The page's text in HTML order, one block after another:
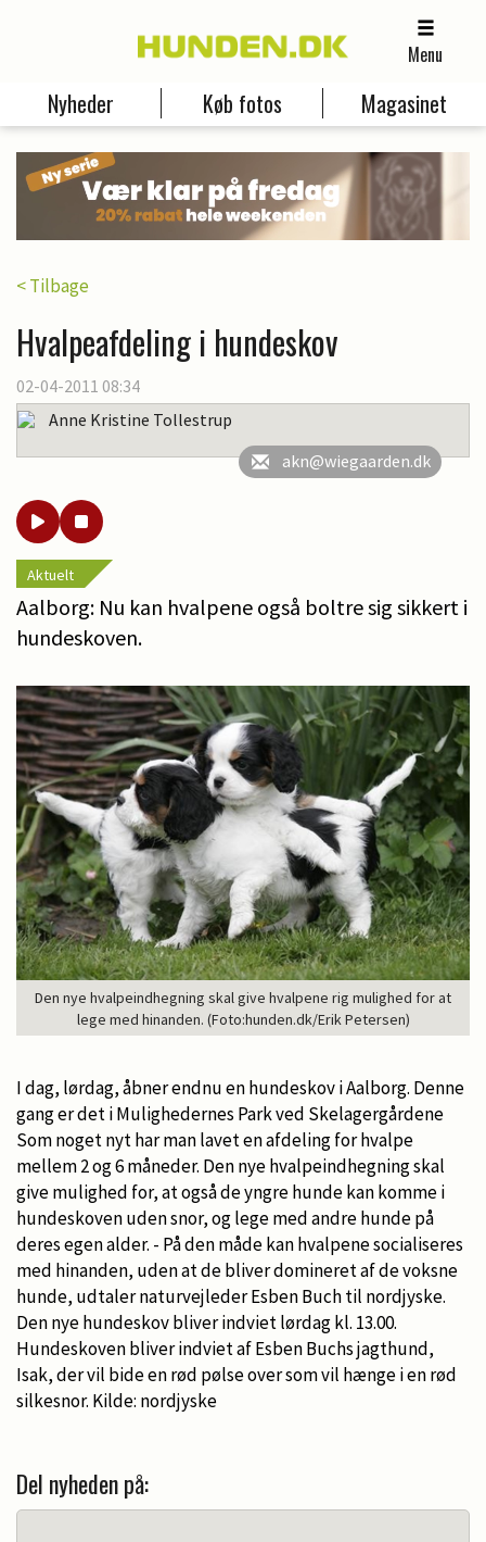
Menu
Nyheder Køb fotos Magasinet
< Tilbage
Hvalpeafdeling i hundeskov
02-04-2011 08:34
Anne Kristine Tollestrup
akn@wiegaarden.dk
Aktuelt
Aalborg: Nu kan hvalpene også boltre sig sikkert i
hundeskoven.
Den nye hvalpeindhegning skal give hvalpene rig mulighed for at
lege med hinanden. (Foto:hunden.dk/Erik Petersen)
I dag, lørdag, åbner endnu en hundeskov i Aalborg. Denne
gang er det i Mulighedernes Park ved Skelagergårdene
Som noget nyt har man lavet en afdeling for hvalpe
mellem 2 og 6 måneder. Den nye hvalpeindhegning skal
give mulighed for, at også de yngre hunde kan komme i
hundeskoven uden snor, og lege med andre hunde på
deres egen alder. - På den måde kan hvalpene socialiseres
med hinanden, uden at de bliver domineret af de voksne
hunde, udtaler naturvejleder Esben Buch til nordjyske.
Den nye hundeskov bliver indviet lørdag kl. 13.00.
Hundeskoven bliver indviet af Esben Buchs jagthund,
Isak, der vil bide en rød pølse over som vil hænge i en rød
silkesnor. Kilde: nordjyske
Del nyheden på: